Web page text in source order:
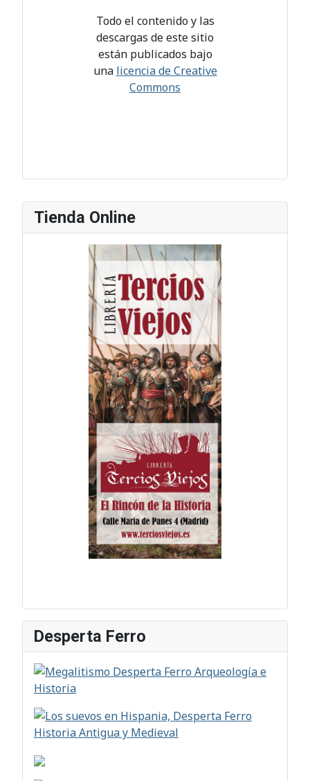
Tienda Online
Desperta Ferro
Todo el contenido y las
descargas de este sitio
están publicados bajo
una licencia de Creative
Commons